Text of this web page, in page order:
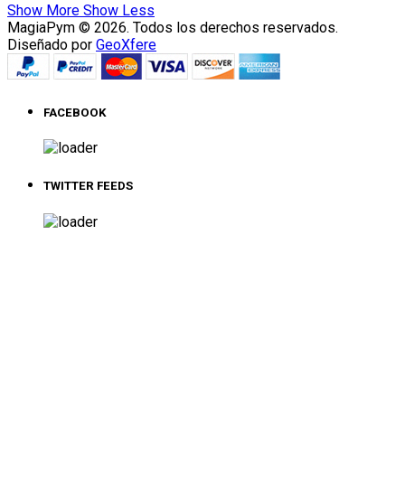
Show More Show Less
MagiaPym © 2026. Todos los derechos reservados.
Diseñado por GeoXfere
FACEBOOK
TWITTER FEEDS